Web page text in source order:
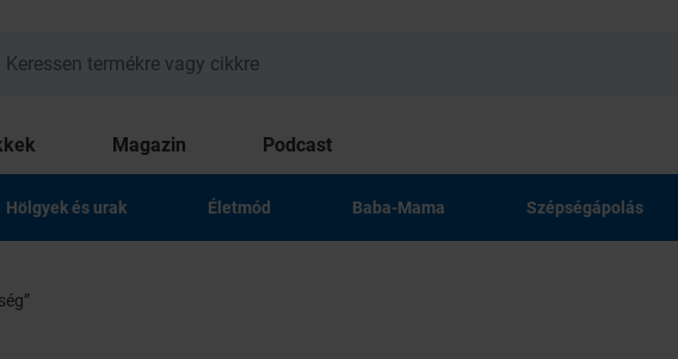
Magazin Podcast
Hölgyek és urak Életmód Baba-Mama Szépségápolás